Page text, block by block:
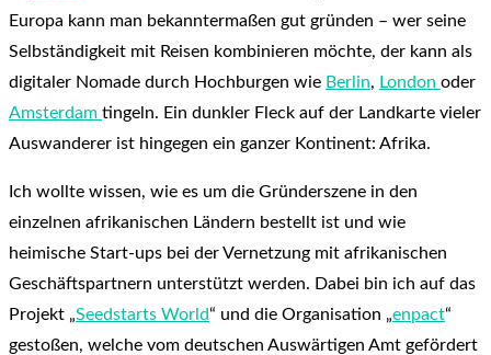
Europa kann man bekanntermaßen gut gründen – wer seine
Selbständigkeit mit Reisen kombinieren möchte, der kann als
digitaler Nomade durch Hochburgen wie Berlin, London oder
Amsterdam tingeln. Ein dunkler Fleck auf der Landkarte vieler
Auswanderer ist hingegen ein ganzer Kontinent: Afrika.
Ich wollte wissen, wie es um die Gründerszene in den
einzelnen afrikanischen Ländern bestellt ist und wie
heimische Start-ups bei der Vernetzung mit afrikanischen
Geschäftspartnern unterstützt werden. Dabei bin ich auf das
Projekt „Seedstarts World“ und die Organisation „enpact“
gestoßen, welche vom deutschen Auswärtigen Amt gefördert